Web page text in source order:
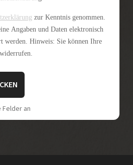
an
zur Kenntnis genommen.
Angaben und Daten elektronisch
werden. Hinweis: Sie können Ihre